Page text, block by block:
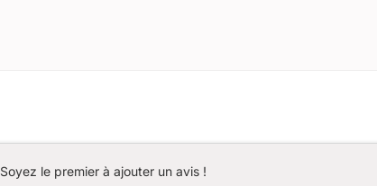
Soyez le premier à ajouter un avis !